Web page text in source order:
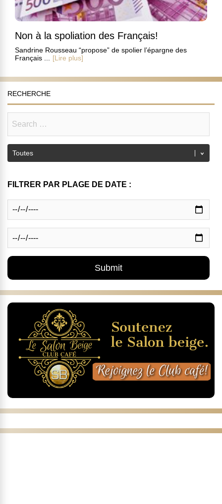
Non à la spoliation des Français!
Sandrine Rousseau “propose” de spolier l’épargne des
Français ...
[Lire plus]
RECHERCHE
FILTRER PAR PLAGE DE DATE :